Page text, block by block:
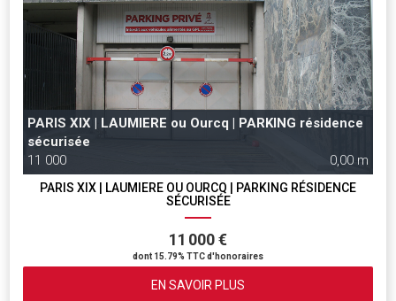
PARIS XIX | LAUMIERE ou Ourcq | PARKING résidence
sécurisée
11 000
0,00 m
PARIS XIX | LAUMIERE OU OURCQ | PARKING RÉSIDENCE
SÉCURISÉE
11 000 €
dont 15.79% TTC d'honoraires
EN SAVOIR PLUS